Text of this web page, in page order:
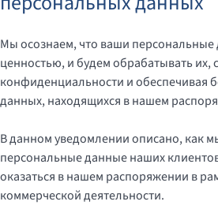
Мы осознаем, что ваши персональные
ценностью, и будем обрабатывать их,
конфиденциальности и обеспечивая
данных, находящихся в нашем
В данном уведомлении описано, как
персональные данные наших
оказаться в нашем распоряжении в
коммерческой деятельности.